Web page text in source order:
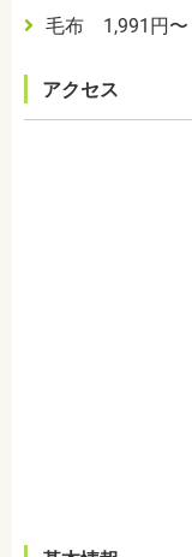
毛布 1,991円〜
アクセス